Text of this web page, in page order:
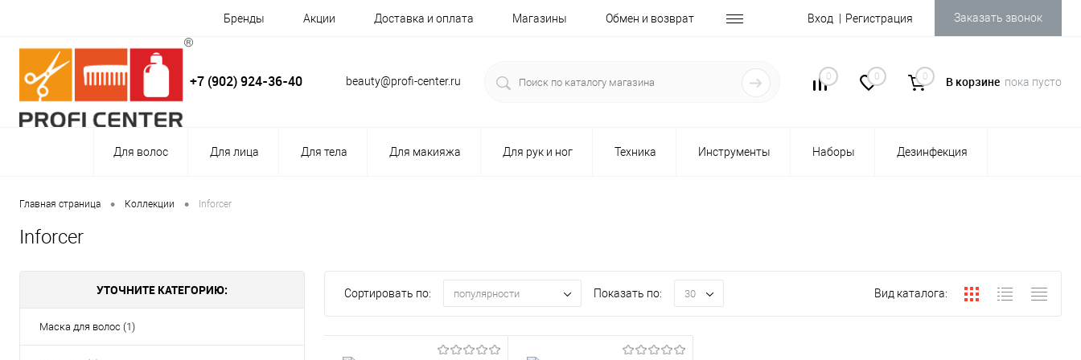
Бренды Акции Доставка и оплата Магазины Обмен и возврат Вход Регистрация Заказать звонок
+7 (902) 924-36-40 beauty@profi-center.ru 0 0 0 В корзине пока пусто
Для волос Для лица Для тела Для макияжа Для рук и ног Техника Инструменты Наборы Дезинфекция
Главная страница • Коллекции • Inforcer
Inforcer
УТОЧНИТЕ КАТЕГОРИЮ:
Маска для волос (1)
Сортировать по: популярности Показать по: 30 Вид каталога: